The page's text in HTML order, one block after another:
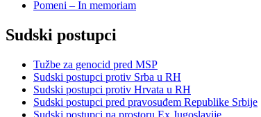
Pomeni – In memoriam
Sudski postupci
Tužbe za genocid pred MSP
Sudski postupci protiv Srba u RH
Sudski postupci protiv Hrvata u RH
Sudski postupci pred pravosuđem Republike Srbije
Sudski postupci na prostoru Ex Jugoslavije